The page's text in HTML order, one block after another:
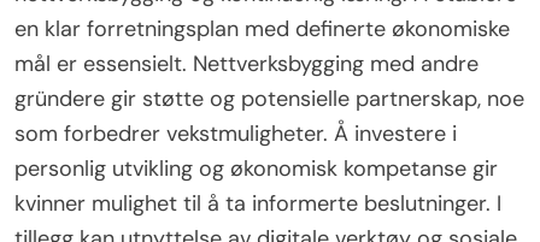
Hva er strategiene for økonomisk
uavhengighet for kvinnelige
gründere?
Kvinnelige gründere kan oppnå økonomisk
uavhengighet gjennom strategisk planlegging,